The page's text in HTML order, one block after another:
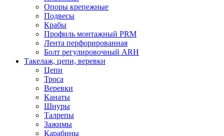
Опоры крепежные
Подвесы
Крабы
Профиль монтажный PRM
Лента перфорированная
Болт регулировочный ARH
Такелаж, цепи, веревки
Цепи
Троса
Веревки
Канаты
Шнуры
Талрепы
Зажимы
Карабины